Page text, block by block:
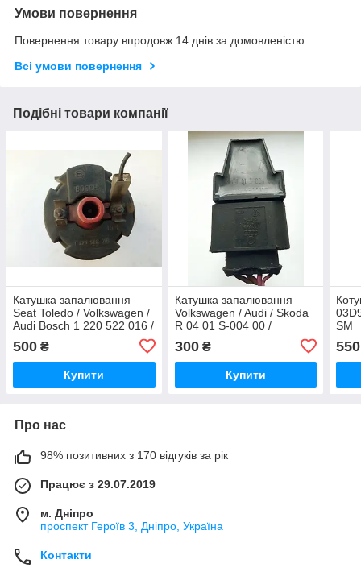
Умови повернення
Повернення товару впродовж 14 днів за домовленістю
Всі умови повернення
Подібні товари компанії
Катушка запалювання
Seat Toledo / Volkswagen /
Audi Bosch 1 220 522 016 /
349 / 0221122349 / 211
905 115 D
500 ₴
Купити
Катушка запалювання
Volkswagen / Audi / Skoda
R 04 01 S-004 00 /
0076322110
300₴
Купити
SM
550
Про нас
98% позитивних з 170 відгуків за рік
Працює з 29.07.2019
м. Дніпро
проспект Героїв 3, Дніпро, Україна
Контакти